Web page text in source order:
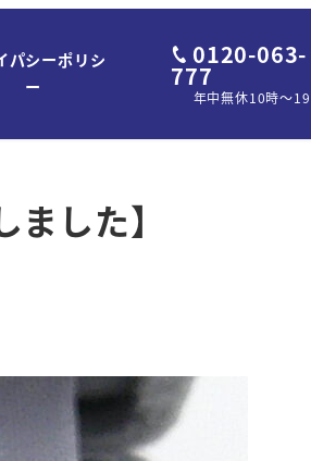
パシーポリシ
ー
0120-063-
777
年中無休10時～
した】